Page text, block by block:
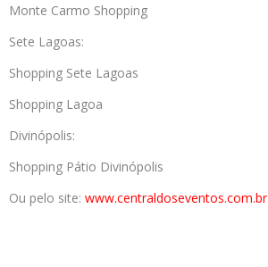
Monte Carmo Shopping
Sete Lagoas:
Shopping Sete Lagoas
Shopping Lagoa
Divinópolis:
Shopping Pátio Divinópolis
Ou pelo site: www.centraldoseventos.com.br